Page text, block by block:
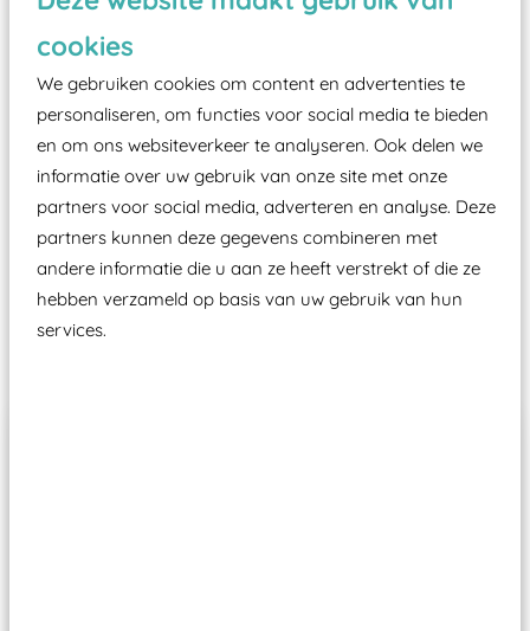
cookies
We gebruiken cookies om content en advertenties te
personaliseren, om functies voor social media te bieden
en om ons websiteverkeer te analyseren. Ook delen we
informatie over uw gebruik van onze site met onze
partners voor social media, adverteren en analyse. Deze
partners kunnen deze gegevens combineren met
andere informatie die u aan ze heeft verstrekt of die ze
hebben verzameld op basis van uw gebruik van hun
services.
zoals kunstgras, rubber tegels of boomschors?
Elk speeltoestel in de openbare ruimte voorzien
moet zijn van een typekeuring, -plaatje en
certificering, uitgegeven door een Nederlands
aangewezen keuringsinstantie?
Wij ook speeltoestellen kunnen laten keuren zodat
ze toch binnen het Warenwetbesluit Attractie- en
Speeltoestellen vallen?